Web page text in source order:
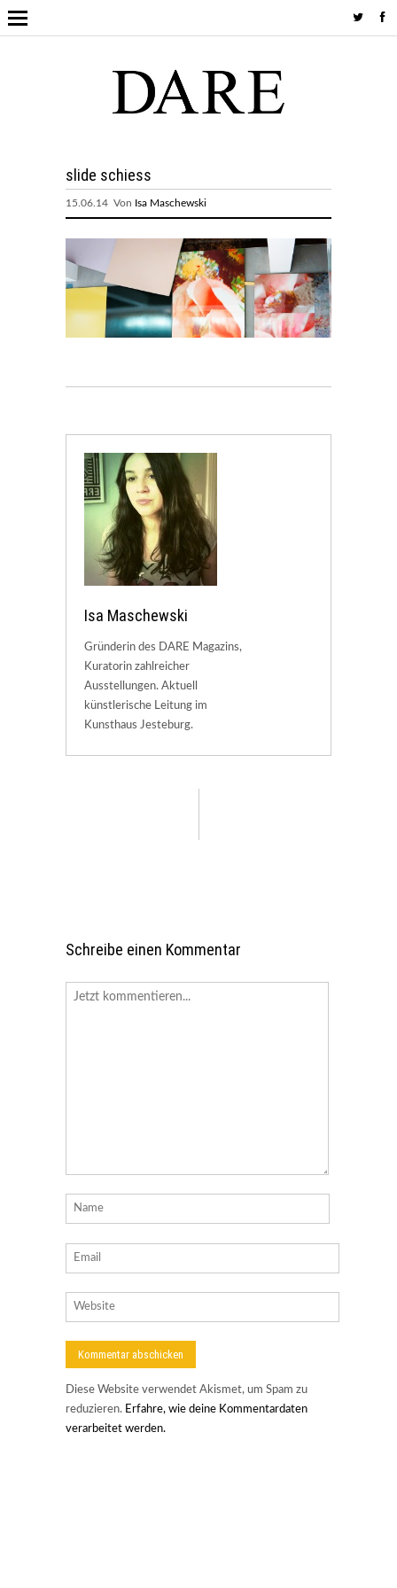
slide schiess
15.06.14 Von Isa Maschewski
Isa Maschewski
Gründerin des DARE Magazins,
Kuratorin zahlreicher
Ausstellungen. Aktuell
künstlerische Leitung im
Kunsthaus Jesteburg.
Schreibe einen Kommentar
Diese Website verwendet Akismet, um Spam zu
reduzieren. Erfahre, wie deine Kommentardaten
verarbeitet werden.